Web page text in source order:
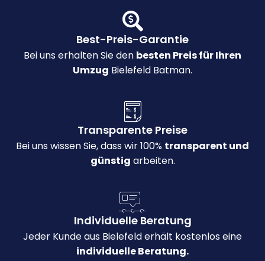
Best-Preis-Garantie
Bei uns erhalten Sie den besten Preis für Ihren
Umzug Bielefeld Batman.
Transparente Preise
Bei uns wissen Sie, dass wir 100% transparent und
günstig arbeiten.
Individuelle Beratung
Jeder Kunde aus Bielefeld erhält kostenlos eine
individuelle Beratung.